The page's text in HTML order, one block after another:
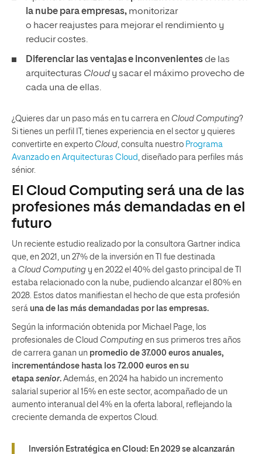
la nube para empresas, monitorizar
o hacer reajustes para mejorar el rendimiento y
reducir costes.
Diferenciar las ventajas e inconvenientesde las
arquitecturas Cloud y sacar el máximo provecho de
cada una de ellas.
¿Quieres dar un paso más en tu carrera en Cloud Computing?
Si tienes un perfil IT, tienes experiencia en el sector y quieres
convertirte en experto Cloud, consulta nuestro Programa
Avanzado en Arquitecturas Cloud, diseñado para perfiles más
sénior.
El Cloud Computing será una de las
profesiones más demandadas en el
futuro
Un reciente estudio realizado por la consultora Gartner indica
que, en 2021, un 27% de la inversión en TI fue destinada
a Cloud Computing y en 2022 el 40% del gasto principal de TI
estaba relacionado con la nube, pudiendo alcanzar el 80% en
2028. Estos datos manifiestan el hecho de que esta profesión
será una de las más demandadas por las empresas.
Según la información obtenida por Michael Page, los
profesionales de Cloud Computing en sus primeros tres años
de carrera ganan un promedio de 37.000 euros anuales,
incrementándose hasta los 72.000 euros en su
etapa senior. Además, en 2024 ha habido un incremento
salarial superior al 15% en este sector, acompañado de un
aumento interanual del 4% en la oferta laboral, reflejando la
creciente demanda de expertos Cloud.
Inversión Estratégica en Cloud: En 2029 se alcanzarán